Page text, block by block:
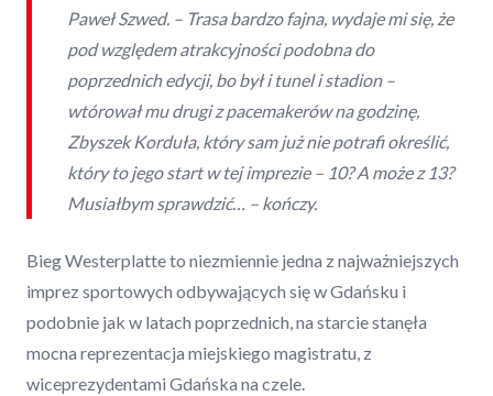
Paweł Szwed. – Trasa bardzo fajna, wydaje mi się, że
pod względem atrakcyjności podobna do
poprzednich edycji, bo był i tunel i stadion –
wtórował mu drugi z pacemakerów na godzinę,
Zbyszek Korduła, który sam już nie potrafi określić,
który to jego start w tej imprezie – 10? A może z 13?
Musiałbym sprawdzić… – kończy.
Bieg Westerplatte to niezmiennie jedna z najważniejszych
imprez sportowych odbywających się w Gdańsku i
podobnie jak w latach poprzednich, na starcie stanęła
mocna reprezentacja miejskiego magistratu, z
wiceprezydentami Gdańska na czele.